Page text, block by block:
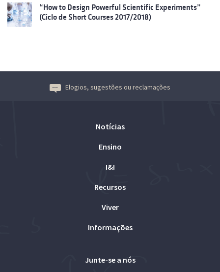
“How to Design Powerful Scientific Experiments”
(Ciclo de Short Courses 2017/2018)
Elogios, sugestões ou reclamações
Notícias
Ensino
I&I
Recursos
Viver
Informações
Junte-se a nós